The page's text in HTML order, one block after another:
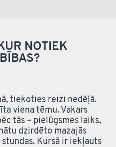
NOTIEK
tiekoties reizi nedēļā.
viena tēmu. Vakars
tās – pielūgsmes laiks,
dzirdēto mazajās
Kursā ir iekļauts